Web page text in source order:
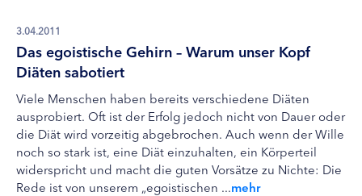
3.04.2011
Das egoistische Gehirn – Warum unser Kopf
Diäten sabotiert
Viele Menschen haben bereits verschiedene Diäten
ausprobiert. Oft ist der Erfolg jedoch nicht von Dauer oder
die Diät wird vorzeitig abgebrochen. Auch wenn der Wille
noch so stark ist, eine Diät einzuhalten, ein Körperteil
widerspricht und macht die guten Vorsätze zu Nichte: Die
Rede ist von unserem „egoistischen ...mehr